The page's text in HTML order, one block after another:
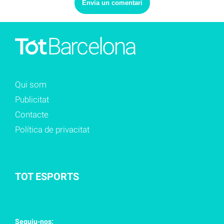
Qui som
Publicitat
Contacte
Política de privacitat
TOT ESPORTS
Seguiu-nos: